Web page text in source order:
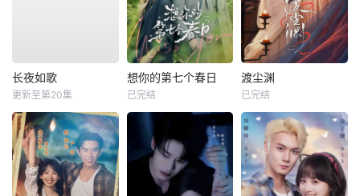
长夜如歌
更新至第20集
想你的第七个春日
已完结
渡尘渊
已完结